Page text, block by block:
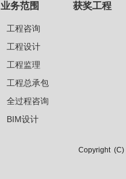
业务范围
工程咨询
工程设计
工程监理
工程总承包
全过程咨询
BIM设计
获奖工程
Copyright (C)